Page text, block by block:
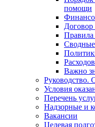
помощи
Договор
Правила
Сводные
Важно
Руководство.
Условия
Перечень
Надзорные и
Вакансии
Целевая